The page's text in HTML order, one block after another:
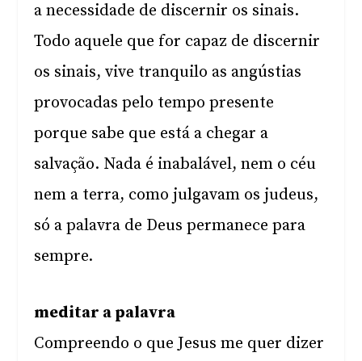
a necessidade de discernir os sinais.
Todo aquele que for capaz de discernir
os sinais, vive tranquilo as angústias
provocadas pelo tempo presente
porque sabe que está a chegar a
salvação. Nada é inabalável, nem o céu
nem a terra, como julgavam os judeus,
só a palavra de Deus permanece para
sempre.
meditar a palavra
Compreendo o que Jesus me quer dizer